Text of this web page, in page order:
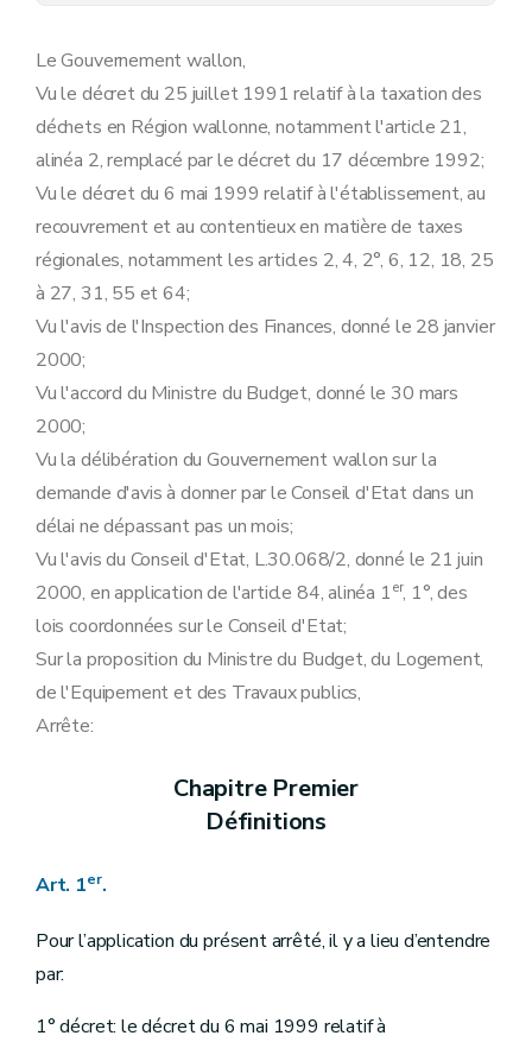
Art. 11
Art. 12bis
Art. 12ter
Art. 14
Art. 15
Art. 17
Art. 18
Chapitre VII Recouvrement
Section 1 Frais de poursuite
Section 2 Effet du recours sur le recouvrement
Section 3
Art. 22ter
Art. 22quater
Chapitre VIII Sanctions administratives
Art. 22bis
Art. 23
Chapitre IX
Dispositions modificatives et abrogatoires
Art. 24
Art. 25
Art. 26
Chapitre X
Art. 27
Annexe
Le Gouvernement wallon,
Vu le décret du 25 juillet 1991 relatif à la taxation des
déchets en Région wallonne, notamment l'article 21,
alinéa 2, remplacé par le décret du 17 décembre 1992;
Vu le décret du 6 mai 1999 relatif à l'établissement, au
recouvrement et au contentieux en matière de taxes
régionales, notamment les articles 2, 4, 2°, 6, 12, 18, 25
à 27, 31, 55 et 64;
Vu l'avis de l'Inspection des Finances, donné le 28 janvier
2000;
Vu l'accord du Ministre du Budget, donné le 30 mars
2000;
Vu la délibération du Gouvernement wallon sur la
demande d'avis à donner par le Conseil d'Etat dans un
délai ne dépassant pas un mois;
Vu l'avis du Conseil d'Etat, L.30.068/2, donné le 21 juin
2000, en application de l'article 84, alinéa 1er, 1°, des
lois coordonnées sur le Conseil d'Etat;
Sur la proposition du Ministre du Budget, du Logement,
de l'Equipement et des Travaux publics,
Arrête:
Chapitre Premier
Définitions
Art. 1er.
Pour l’application du présent arrêté, il y a lieu d’entendre
par:
1° décret: le décret du 6 mai 1999 relatif à